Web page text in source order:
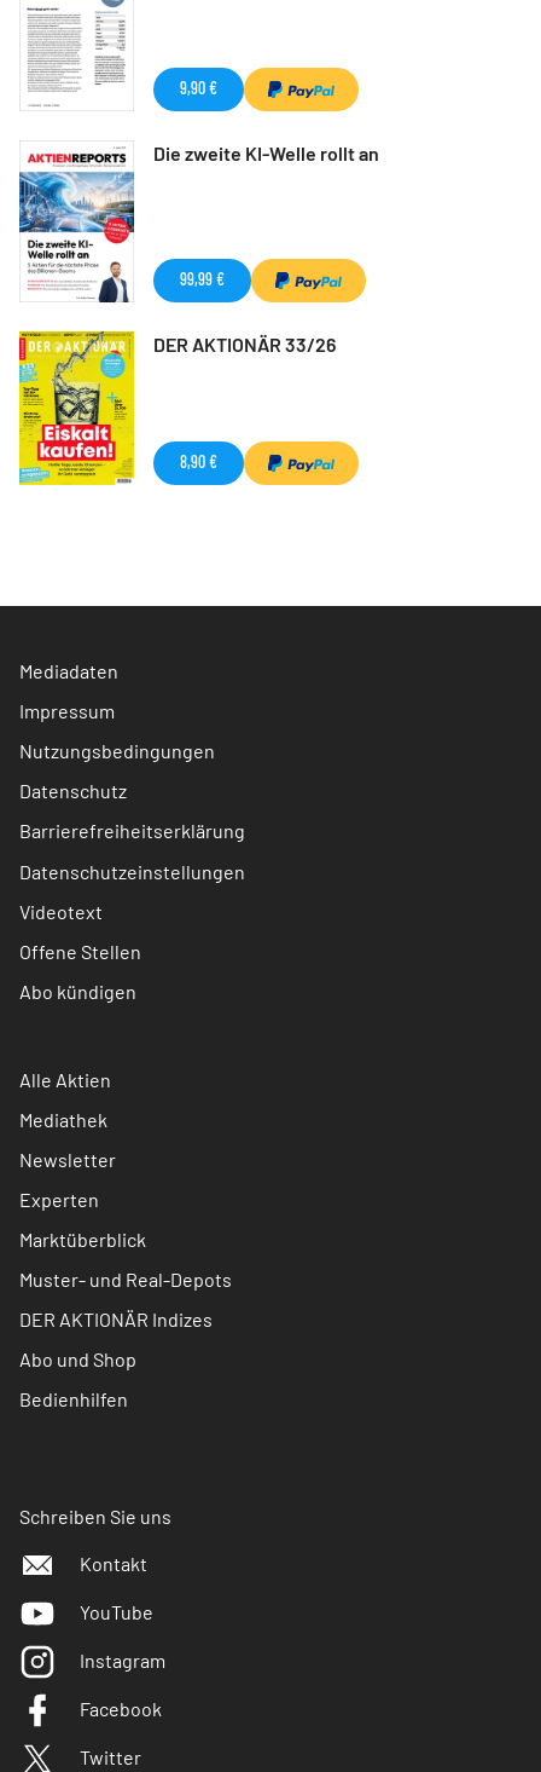
9,90 €
Die zweite KI-Welle rollt an
99,99 €
DER AKTIONÄR 33/26
8,90 €
Mediadaten
Impressum
Nutzungsbedingungen
Datenschutz
Barrierefreiheitserklärung
Datenschutzeinstellungen
Videotext
Offene Stellen
Abo kündigen
Alle Aktien
Mediathek
Newsletter
Experten
Marktüberblick
Muster- und Real-Depots
DER AKTIONÄR Indizes
Abo und Shop
Bedienhilfen
Schreiben Sie uns
Kontakt
YouTube
Instagram
Facebook
Twitter